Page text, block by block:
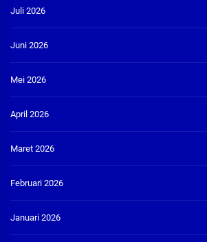
Juli 2026
Juni 2026
Mei 2026
April 2026
Maret 2026
Februari 2026
Januari 2026